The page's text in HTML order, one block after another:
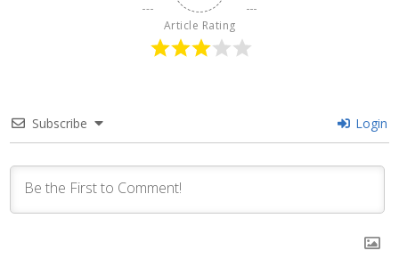
Article Rating
Subscribe Login